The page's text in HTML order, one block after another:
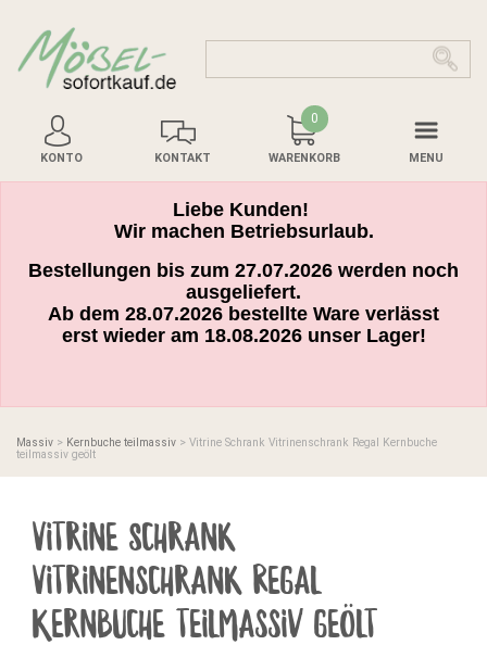
KONTO KONTAKT
0
WARENKORB MENU
Liebe Kunden!
Wir machen Betriebsurlaub.
Bestellungen bis zum 27.07.2026 werden noch
ausgeliefert.
Ab dem 28.07.2026 bestellte Ware verlässt
erst wieder am 18.08.2026 unser Lager!
Massiv > Kernbuche teilmassiv > Vitrine Schrank Vitrinenschrank Regal Kernbuche
teilmassiv geölt
Vitrine Schrank
Vitrinenschrank Regal
Kernbuche teilmassiv geölt